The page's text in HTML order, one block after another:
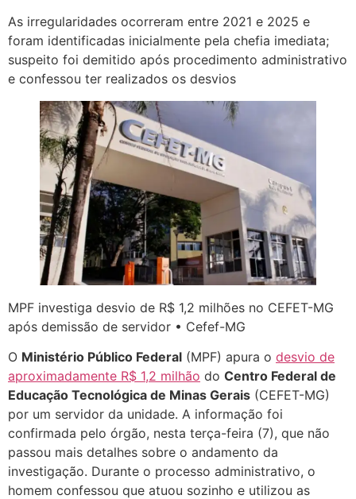
As irregularidades ocorreram entre 2021 e 2025 e
foram identificadas inicialmente pela chefia imediata;
suspeito foi demitido após procedimento administrativo
e confessou ter realizados os desvios
MPF investiga desvio de R$ 1,2 milhões no CEFET-MG
após demissão de servidor • Cefef-MG
O Ministério Público Federal (MPF) apura o desvio de
aproximadamente R$ 1,2 milhão do Centro Federal de
Educação Tecnológica de Minas Gerais (CEFET-MG)
por um servidor da unidade. A informação foi
confirmada pelo órgão, nesta terça-feira (7), que não
passou mais detalhes sobre o andamento da
investigação. Durante o processo administrativo, o
homem confessou que atuou sozinho e utilizou as